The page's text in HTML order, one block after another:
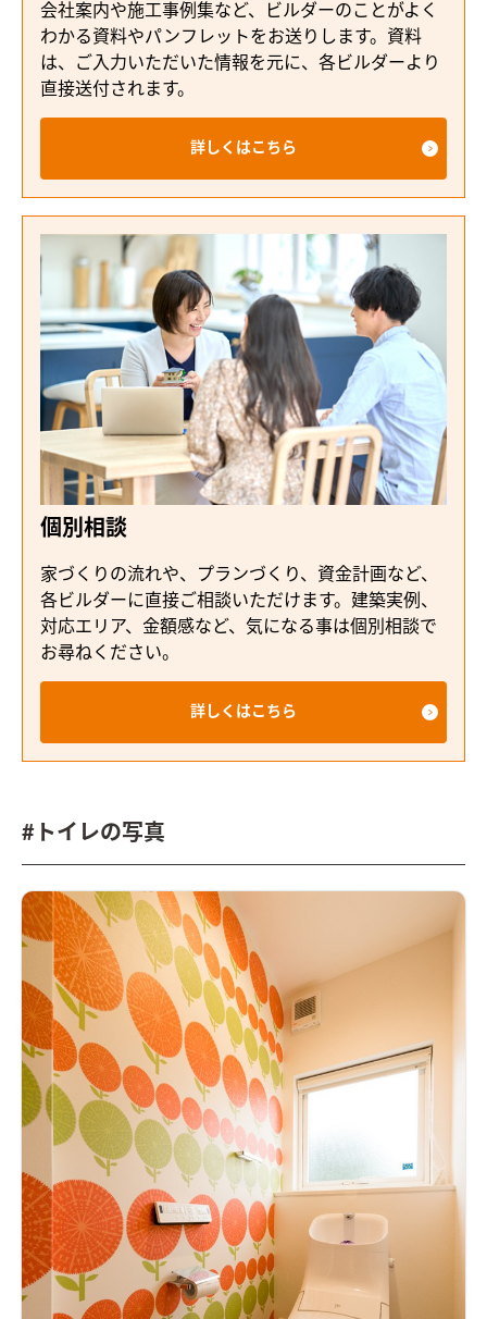
会社案内や施工事例集など、ビルダーのことがよく
わかる資料やパンフレットをお送りします。資料
は、ご入力いただいた情報を元に、各ビルダーより
直接送付されます。
詳しくはこちら
個別相談
家づくりの流れや、プランづくり、資金計画など、
各ビルダーに直接ご相談いただけます。建築実例、
対応エリア、金額感など、気になる事は個別相談で
お尋ねください。
詳しくはこちら
#トイレの写真